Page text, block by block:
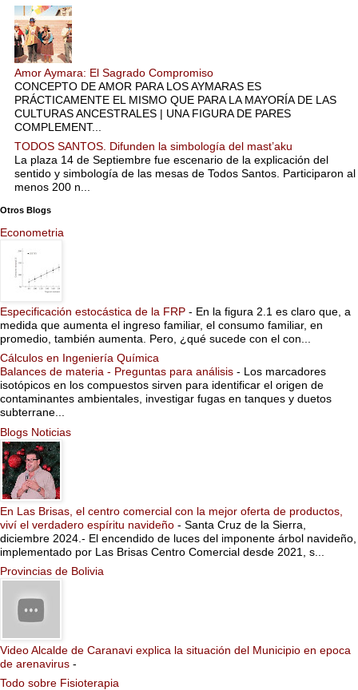
Amor Aymara: El Sagrado Compromiso
CONCEPTO DE AMOR PARA LOS AYMARAS ES
PRÁCTICAMENTE EL MISMO QUE PARA LA MAYORÍA DE LAS
CULTURAS ANCESTRALES | UNA FIGURA DE PARES
COMPLEMENT...
TODOS SANTOS. Difunden la simbología del mast’aku
La plaza 14 de Septiembre fue escenario de la explicación del
sentido y simbología de las mesas de Todos Santos. Participaron al
menos 200 n...
Otros Blogs
Econometria
Especificación estocástica de la FRP - En la figura 2.1 es claro que, a
medida que aumenta el ingreso familiar, el consumo familiar, en
promedio, también aumenta. Pero, ¿qué sucede con el con...
Cálculos en Ingeniería Química
Balances de materia - Preguntas para análisis - Los marcadores
isotópicos en los compuestos sirven para identificar el origen de
contaminantes ambientales, investigar fugas en tanques y duetos
subterrane...
Blogs Noticias
En Las Brisas, el centro comercial con la mejor oferta de productos,
viví el verdadero espíritu navideño - Santa Cruz de la Sierra,
diciembre 2024.- El encendido de luces del imponente árbol navideño,
implementado por Las Brisas Centro Comercial desde 2021, s...
Provincias de Bolivia
Video Alcalde de Caranavi explica la situación del Municipio en epoca
de arenavirus -
Todo sobre Fisioterapia